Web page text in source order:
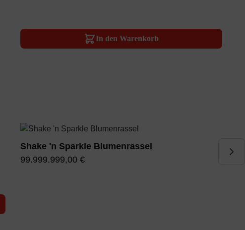
In den Warenkorb
Shake 'n Sparkle Blumenrassel
99.999.999,00 €